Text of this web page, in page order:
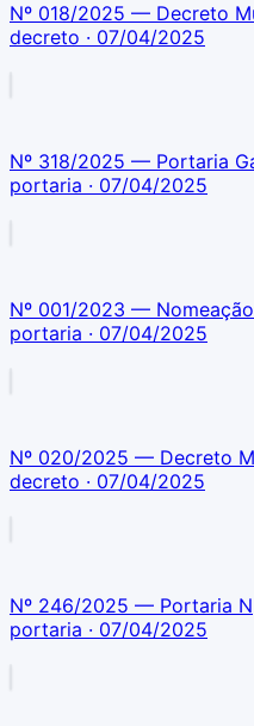
Nº 018/2025 — Decreto
decreto · 07/04/2025
Nº 318/2025 — Portaria
portaria · 07/04/2025
Nº 001/2023 —
portaria · 07/04/2025
Nº 020/2025 — Decreto
decreto · 07/04/2025
Nº 246/2025 — Portaria N
portaria · 07/04/2025